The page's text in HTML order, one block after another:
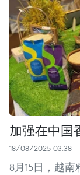
加强在中国
18/08/2025 03:38
8月15日，越